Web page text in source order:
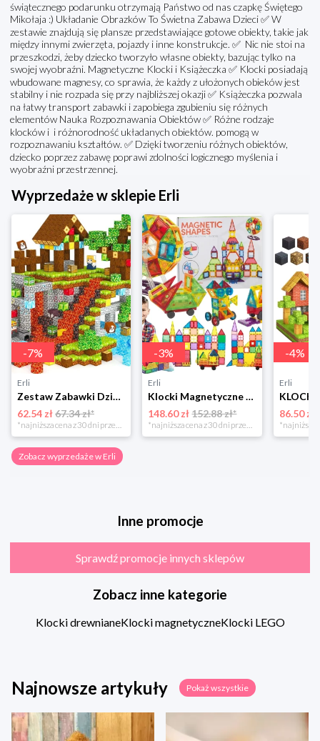
świątecznego podarunku otrzymają Państwo od nas czapkę Świętego
Mikołaja :) Układanie Obrazków To Świetna Zabawa Dzieci ✅ W
zestawie znajdują się plansze przedstawiające gotowe obiekty, takie jak
między innymi zwierzęta, pojazdy i inne konstrukcje. ✅ Nic nie stoi na
przeszkodzi, żeby dziecko tworzyło własne obiekty, bazując tylko na
swojej wyobraźni. Magnetyczne Klocki i Książeczka ✅ Klocki posiadają
wbudowane magnesy, co sprawia, że każdy z ułożonych obieków jest
stabilny i nie rozpada się przy najbliższej okazji ✅ Książeczka pozwala
na łatwy transport zabawki i zapobiega zgubieniu się różnych
elementów Nauka Rozpoznawania Obiektów ✅ Różne rodzaje
klocków i i różnorodność układanych obiektów. pomogą w
rozpoznawaniu kształtów. ✅ Dzięki tworzeniu różnych obiektów,
dziecko poprzez zabawę poprawi zdolności logicznego myślenia i
wyobraźni przestrzennej.
Wyprzedaże w sklepie Erli
-7%
Erli
Zestaw Zabawki Dziecka DYI Klocki Magnetyczne Tworzenie Świata Budowanie
62.54 zł67.34 zł*
*najniższa cena z 30 dni przed obniżką
-3%
Erli
Klocki Magnetyczne Duże Konstrukcyjne 3D Magnetic Tiles Zestaw 130 element.
148.60 zł 152.88 zł*
*najniższa cena z 30 dni przed obniżką
-4%
Erli
86.50 zł
Zobacz wyprzedaże w Erli
Inne promocje
Sprawdź promocje innych sklepów
Zobacz inne kategorie
Klocki drewnianeKlocki magnetyczneKlocki LEGO
Najnowsze artykuły Pokaż wszystkie